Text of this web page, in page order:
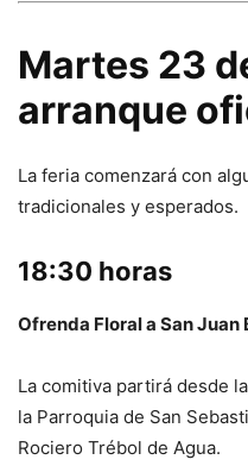
Martes 23
arranque
La feria comenzará con
tradicionales y esperados.
18:30 horas
Ofrenda Floral a San Juan
La comitiva partirá desde
la Parroquia de San
Rociero Trébol de Agua.